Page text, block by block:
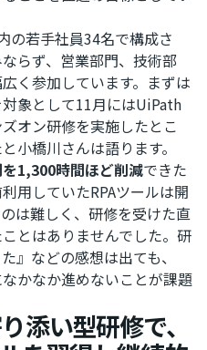
の若手社員34名で構成さ
らず、営業部門、技術部
く参加しています。まずは
象として11月にはUiPath
オン研修を実施したとこ
小橋川さんは語ります。
1,300時間ほど削減できた
用していたRPAツールは開
は難しく、研修を受けた直
とはありませんでした。研
』などの感想は出ても、
かなか進めないことが課題
添い型研修で、